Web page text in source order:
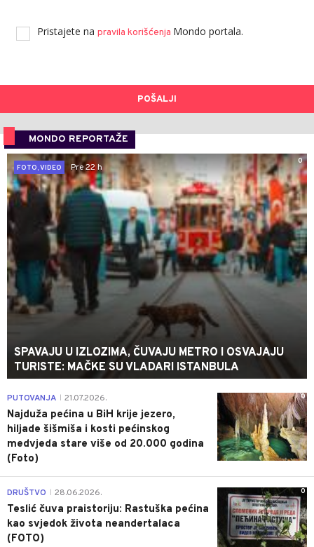
Pristajete na pravila korišćenja Mondo portala.
POŠALJI
MONDO REPORTAŽE
0
FOTO, VIDEO
Pre 22 h
SPAVAJU U IZLOZIMA, ČUVAJU METRO I OSVAJAJU
TURISTE: MAČKE SU VLADARI ISTANBULA
0
PUTOVANJA 21.07.2026.
Najduža pećina u BiH krije jezero,
hiljade šišmiša i kosti pećinskog
medvjeda stare više od 20.000 godina
(Foto)
0
DRUŠTVO 28.06.2026.
Teslić čuva praistoriju: Rastuška pećina
kao svjedok života neandertalaca
(FOTO)